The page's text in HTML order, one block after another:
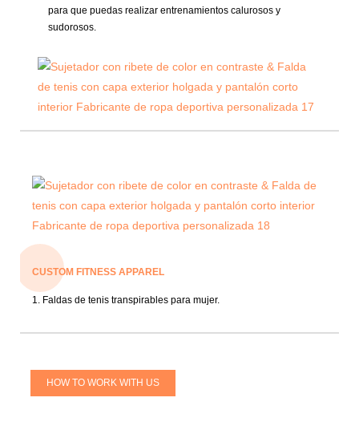
para que puedas realizar entrenamientos calurosos y
sudorosos.
CUSTOM FITNESS APPAREL
1. Faldas de tenis transpirables para mujer.
HOW TO WORK WITH US